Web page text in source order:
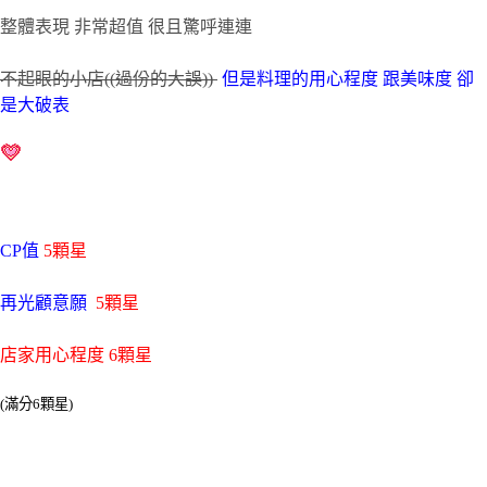
整體表現 非常超值 很且驚呼連連
不起眼的小店((過份的大誤)) 但是料理的用心程度 跟美味度 卻
是大破表
CP值 5顆星
再光顧意願 5顆星
店家用心程度 6顆星
(滿分6顆星)